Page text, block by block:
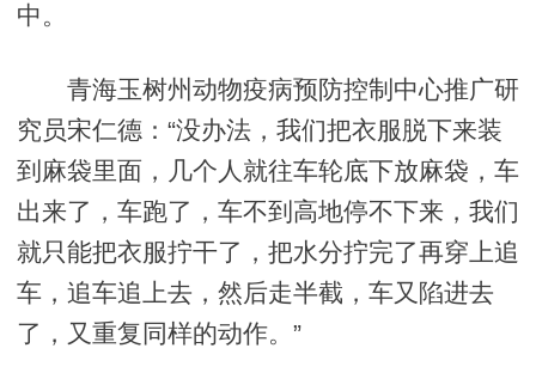
中。
青海玉树州动物疫病预防控制中心推广研
究员宋仁德：“没办法，我们把衣服脱下来装
到麻袋里面，几个人就往车轮底下放麻袋，车
出来了，车跑了，车不到高地停不下来，我们
就只能把衣服拧干了，把水分拧完了再穿上追
车，追车追上去，然后走半截，车又陷进去
了，又重复同样的动作。”